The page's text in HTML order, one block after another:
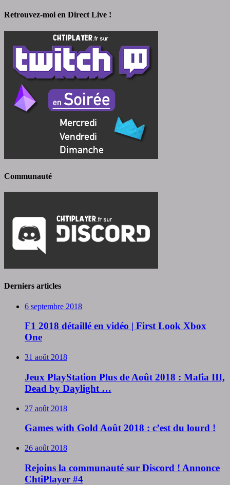
Retrouvez-moi en Direct Live !
Communauté
Derniers articles
6 septembre 2018
F1 2018 détaillé en vidéo | First Look Xbox
One
31 août 2018
Jeux PlayStation Plus de Août 2018 : Mafia III,
Dead by Daylight …
27 août 2018
Games with Gold Août 2018 : c’est du lourd !
26 août 2018
Rejoins la communauté sur Discord ! Annonce
ChtiPlayer #4